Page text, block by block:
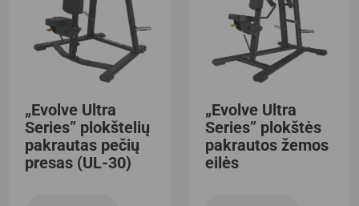
„Evolve Ultra
Series” plokštelių
pakrautas pečių
presas (UL-30)
„Evolve Ultra
Series” plokštės
pakrautos žemos
eilės